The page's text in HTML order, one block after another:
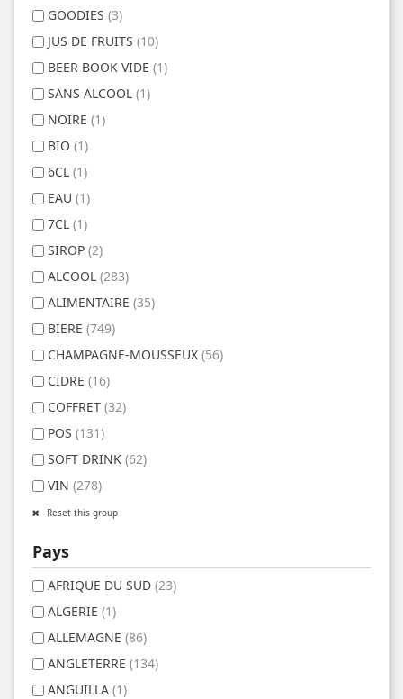
GOODIES (3)
JUS DE FRUITS (10)
BEER BOOK VIDE (1)
SANS ALCOOL (1)
NOIRE (1)
BIO (1)
6CL (1)
EAU (1)
7CL (1)
SIROP (2)
ALCOOL (283)
ALIMENTAIRE (35)
BIERE (749)
CHAMPAGNE-MOUSSEUX (56)
CIDRE (16)
COFFRET (32)
POS (131)
SOFT DRINK (62)
VIN (278)
Reset this group
Pays
AFRIQUE DU SUD (23)
ALGERIE (1)
ALLEMAGNE (86)
ANGLETERRE (134)
ANGUILLA (1)